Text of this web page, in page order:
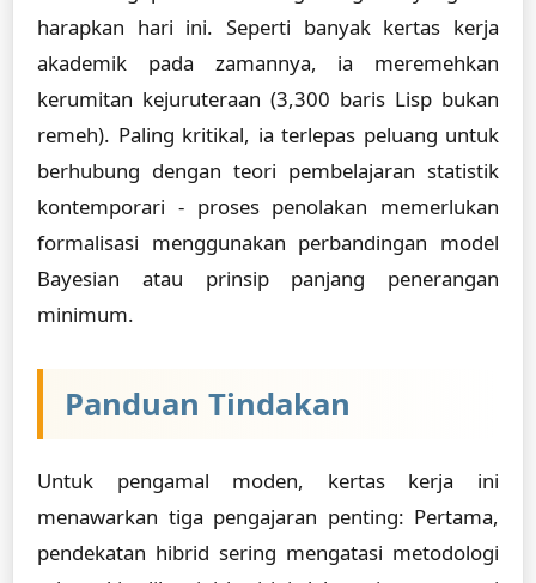
harapkan hari ini. Seperti banyak kertas kerja
akademik pada zamannya, ia meremehkan
kerumitan kejuruteraan (3,300 baris Lisp bukan
remeh). Paling kritikal, ia terlepas peluang untuk
berhubung dengan teori pembelajaran statistik
kontemporari - proses penolakan memerlukan
formalisasi menggunakan perbandingan model
Bayesian atau prinsip panjang penerangan
minimum.
Panduan Tindakan
Untuk pengamal moden, kertas kerja ini
menawarkan tiga pengajaran penting: Pertama,
pendekatan hibrid sering mengatasi metodologi